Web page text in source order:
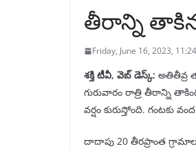
తీరాన్ని
Friday, June 16, 2023,
శక్తి టీవీ, వెబ్ డెస్క్: అతితీవ్ర
గురువారం రాత్రి తీరాన్ని
వర్షం కురుస్తోంది. గంటకు
దాదాపు 20 తీరప్రాంత